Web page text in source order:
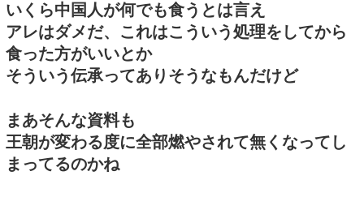
いくら中国人が何でも食うとは言え
アレはダメだ、これはこういう処理をしてから
食った方がいいとか
そういう伝承ってありそうなもんだけど
まあそんな資料も
王朝が変わる度に全部燃やされて無くなってし
まってるのかね